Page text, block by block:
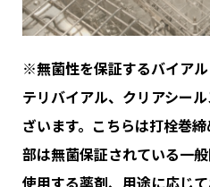
※無菌性を保証するバイア
テリバイアル、クリアシー
ざいます。こちらは打栓巻
部は無菌保証されている一般
使用する薬剤、用途に応じ